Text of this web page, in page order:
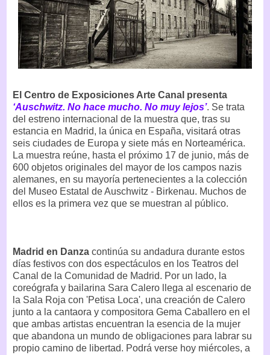
El Centro de Exposiciones Arte Canal presenta
‘Auschwitz. No hace mucho. No muy lejos’. Se trata
del estreno internacional de la muestra que, tras su
estancia en Madrid, la única en España, visitará otras
seis ciudades de Europa y siete más en Norteamérica.
La muestra reúne, hasta el próximo 17 de junio, más de
600 objetos originales del mayor de los campos nazis
alemanes, en su mayoría pertenecientes a la colección
del Museo Estatal de Auschwitz - Birkenau. Muchos de
ellos es la primera vez que se muestran al público.
Madrid en Danza continúa su andadura durante estos
días festivos con dos espectáculos en los Teatros del
Canal de la Comunidad de Madrid. Por un lado, la
coreógrafa y bailarina Sara Calero llega al escenario de
la Sala Roja con 'Petisa Loca', una creación de Calero
junto a la cantaora y compositora Gema Caballero en el
que ambas artistas encuentran la esencia de la mujer
que abandona un mundo de obligaciones para labrar su
propio camino de libertad. Podrá verse hoy miércoles, a